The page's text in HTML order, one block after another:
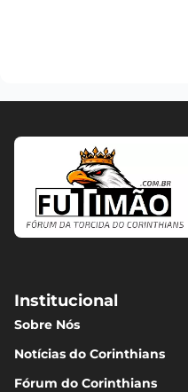
Institucional
Sobre Nós
Notícias do Corinthians
Fórum do Corinthians